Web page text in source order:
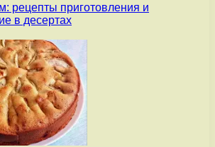
рецепты приготовления и
в десертах